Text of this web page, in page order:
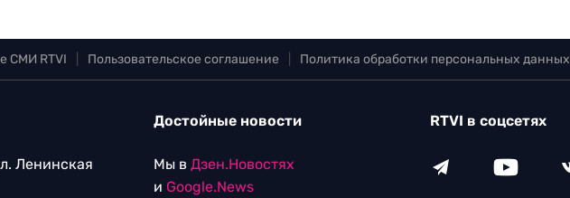
СМИ RTVI Пользовательское соглашение Политика обработки персональных данных
Ленинская
Достойные новости
Мы в Дзен.Новостях
и Google.News
RTVI в соцсетях